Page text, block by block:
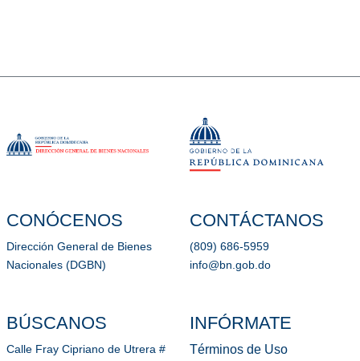
CONÓCENOS
Dirección General de Bienes
Nacionales (DGBN)
BÚSCANOS
Calle Fray Cipriano de Utrera #
CONTÁCTANOS
(809) 686-5959
info@bn.gob.do
INFÓRMATE
Términos de Uso